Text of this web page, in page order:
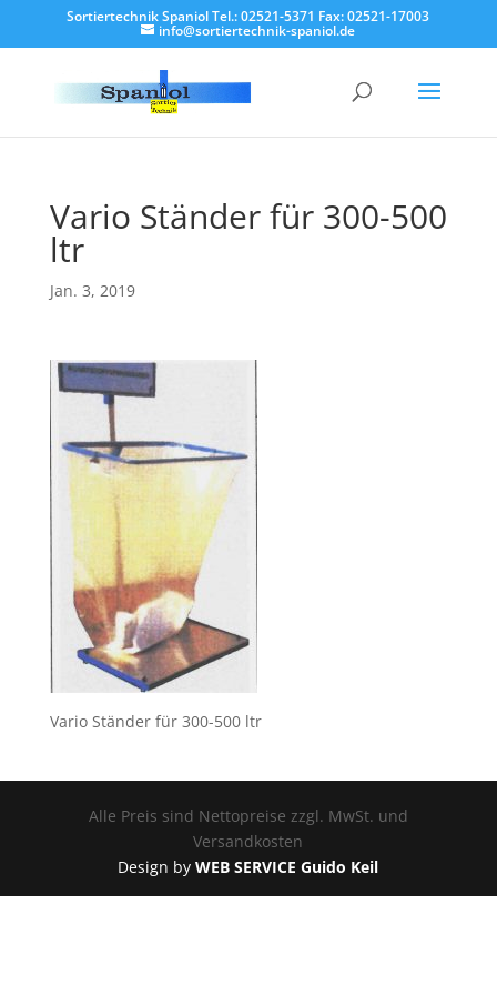
Sortiertechnik Spaniol Tel.: 02521-5371 Fax: 02521-17003
info@sortiertechnik-spaniol.de
Vario Ständer für 300-500
ltr
Jan. 3, 2019
Vario Ständer für 300-500 ltr
Alle Preis sind Nettopreise zzgl. MwSt. und
Versandkosten
Design byWEB SERVICE Guido Keil